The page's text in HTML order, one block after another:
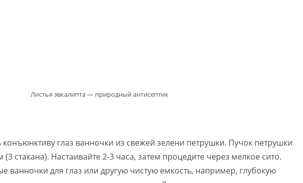
Листья эвкалипта — природный антисептик
глаз ванночки из свежей зелени петрушки. Пучок петрушки
стакана). Настаивайте 2-3 часа, затем процедите через мелкое сито.
ванночки для глаз или другую чистую емкость, например, глубокую